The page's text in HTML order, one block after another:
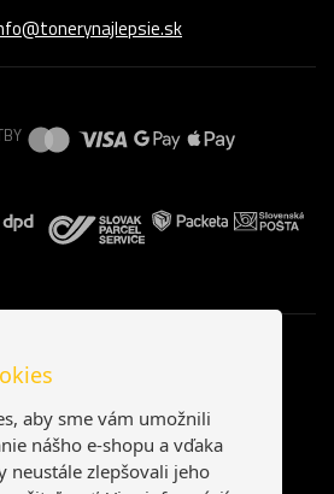
aby sme vám umožnili
nášho e-shopu a vďaka
neustále zlepšovali jeho